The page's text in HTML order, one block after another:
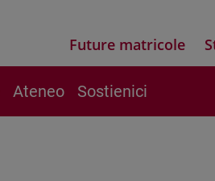
Future matricole
Ateneo Sostienici